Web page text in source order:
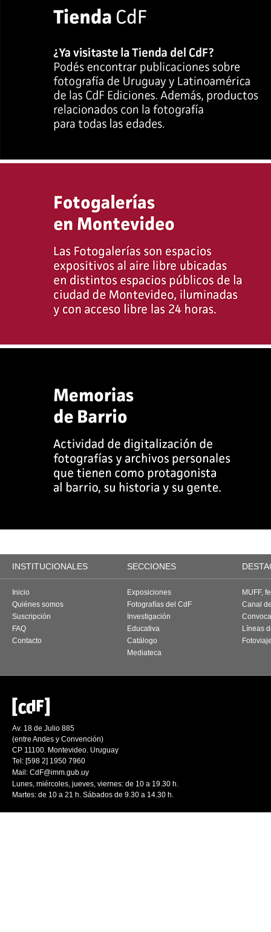
INSTITUCIONALES SECCIONES
Inicio
Quiénes somos
Suscripción
FAQ
Contacto
Exposiciones
Fotografías del CdF
Investigación
Educativa
Catálogo
Mediateca
MUFF,
Canal
Líneas
Av. 18 de Julio 885
(entre Andes y Convención)
CP 11100. Montevideo. Uruguay
Tel: [598 2] 1950 7960
Mail: CdF@imm.gub.uy
Lunes, miércoles, jueves, viernes: de 10 a 19.30 h.
Martes: de 10 a 21 h. Sábados de 9.30 a 14.30 h.